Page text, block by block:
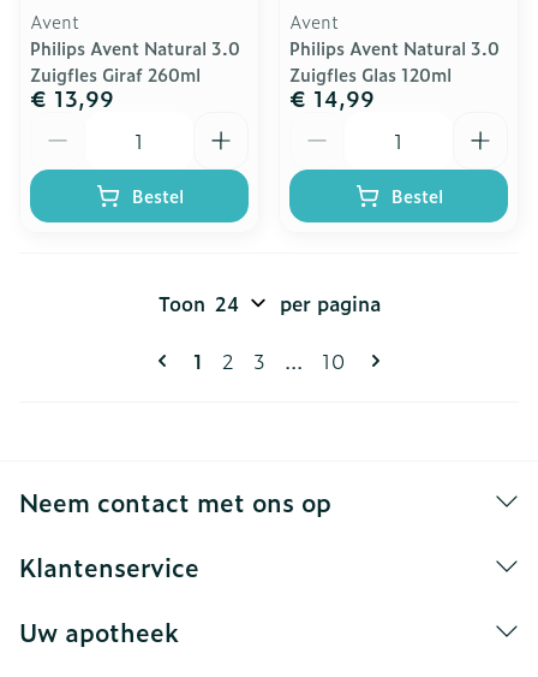
Avent
Philips Avent Natural 3.0
Zuigfles Giraf 260ml
€ 13,99
Bestel
Avent
Philips Avent Natural 3.0
Zuigfles Glas 120ml
€ 14,99
Bestel
Pagina's
U lees momenteel pagina
1 Pagina
2 Pagina
3 ... Pagina
10
Toon per pagina
Neem contact met ons op
Klantenservice
Uw apotheek